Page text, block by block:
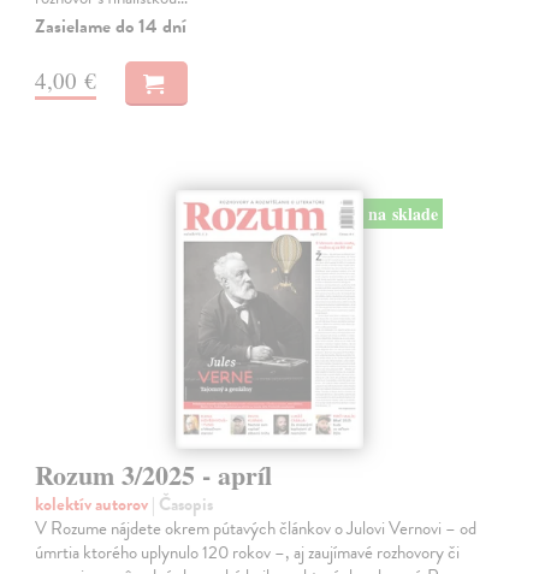
Zasielame do 14 dní
4,00 €
na sklade
Rozum 3/2025 - apríl
kolektív autorov| Časopis
V Rozume nájdete okrem pútavých článkov o Julovi Vernovi – od
úmrtia ktorého uplynulo 120 rokov –, aj zaujímavé rozhovory či